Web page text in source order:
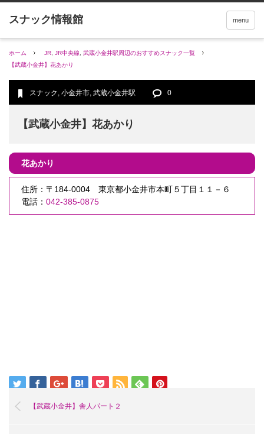
menu
ホーム JR JR中央線
武蔵小金井駅周辺のおすすめスナック一覧
【武蔵小金井】花あかり
スナック , 小金井市, 武蔵小金井駅 0
【武蔵小金井】花あかり
花あかり
住所：〒184-0004 東京都小金井市本町５丁目１１－６
電話： 042-385-0875
【武蔵小金井】舎人パート２